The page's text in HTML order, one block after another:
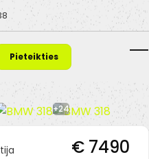
Pieteikties
+24
€ 7490